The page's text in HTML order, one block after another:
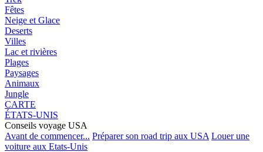
Fêtes
Neige et Glace
Deserts
Villes
Lac et rivières
Plages
Paysages
Animaux
Jungle
CARTE
ÉTATS-UNIS
Conseils voyage USA
Avant de commencer... Préparer son road trip aux USA Louer une
voiture aux Etats-Unis